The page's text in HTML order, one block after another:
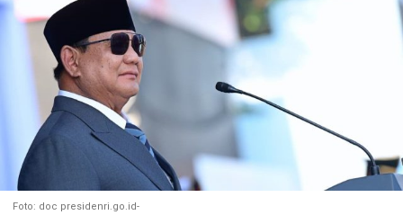
Foto: doc presidenri.go.id-